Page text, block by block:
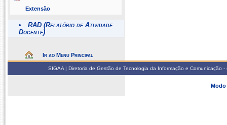
Extensão
RAD (Relatório de Atividade
Docente)
Ir ao Menu Principal
SIGAA | Diretoria de Gestão de Tecnologia da Informação e
Modo